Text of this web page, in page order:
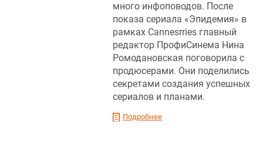
много инфоповодов. После
показа сериала «Эпидемия» в
рамках Cannesrries главный
редактор ПрофиСинема Нина
Ромодановская поговорила с
продюсерами. Они поделились
секретами создания успешных
сериалов и планами.
Подробнее